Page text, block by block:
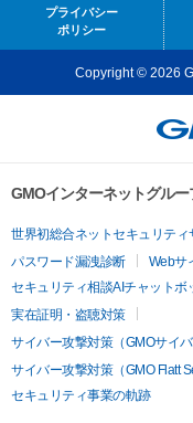
プライバシー
ポリシー
Copyright © 2026
GMOインターネットグル
世界初総合ネットセキュリティ
パスワード漏洩診断
Webサ
セキュリティ相談AIチャットボ
実在証明・盗聴対策
サイバー攻撃対策（GMOサイ
サイバー攻撃対策（GMO Flatt
セキュリティ事業の軌跡